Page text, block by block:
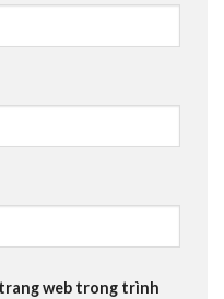
web trong trình